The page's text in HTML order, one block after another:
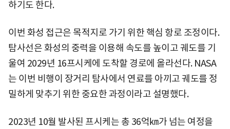
하기도 한다.
이번 화성 접근은 목적지로 가기 위한 핵심 항로 조정이다.
탐사선은 화성의 중력을 이용해 속도를 높이고 궤도를 기
울여 2029년 16프시케에 도착할 경로에 올라선다. NASA
는 이번 비행이 장거리 탐사에서 연료를 아끼고 궤도를 정
밀하게 맞추기 위한 중요한 과정이라고 설명했다.
2023년 10월 발사된 프시케는 총 36억㎞가 넘는 여정을